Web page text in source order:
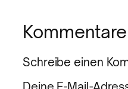
Kommentare
Schreibe einen